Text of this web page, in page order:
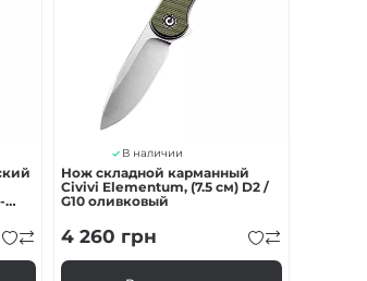
В наличии
Нож складной карманный
Civivi Elementum, (7.5 см) D2 /
G10 оливковый
4 260 грн